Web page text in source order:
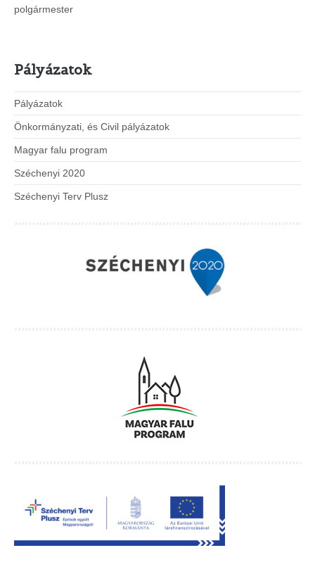
polgármester
Pályázatok
Pályázatok
Önkormányzati, és Civil pályázatok
Magyar falu program
Széchenyi 2020
Széchenyi Terv Plusz